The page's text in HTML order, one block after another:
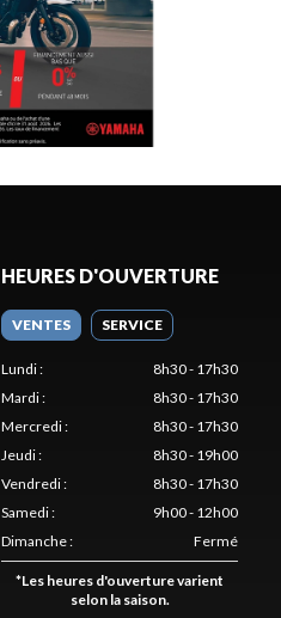
HEURES D'OUVERTURE
VENTES SERVICE
Lundi:
8h30 - 17h30
Mardi:
8h30 - 17h30
Mercredi:
8h30 - 17h30
Jeudi:
8h30 - 19h00
Vendredi:
8h30 - 17h30
Samedi:
9h00 - 12h00
Dimanche: Fermé
*Les heures d'ouverture varient
selon la saison.